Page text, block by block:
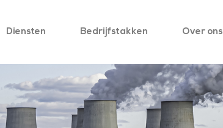
Diensten Bedrijfstakken Over ons